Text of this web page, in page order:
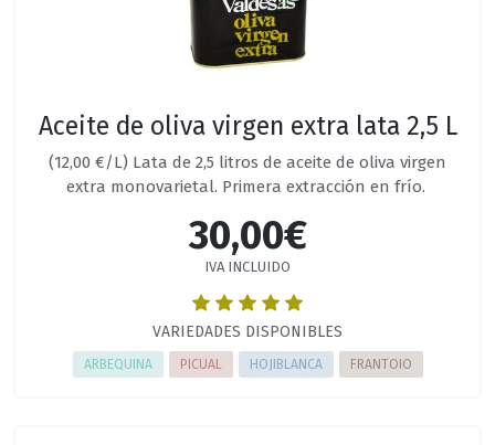
Aceite de oliva virgen extra lata 2,5 L
(12,00 €/L) Lata de 2,5 litros de aceite de oliva virgen
extra monovarietal. Primera extracción en frío.
30,00€
IVA INCLUIDO
VARIEDADES DISPONIBLES
ARBEQUINA PICUAL HOJIBLANCA FRANTOIO